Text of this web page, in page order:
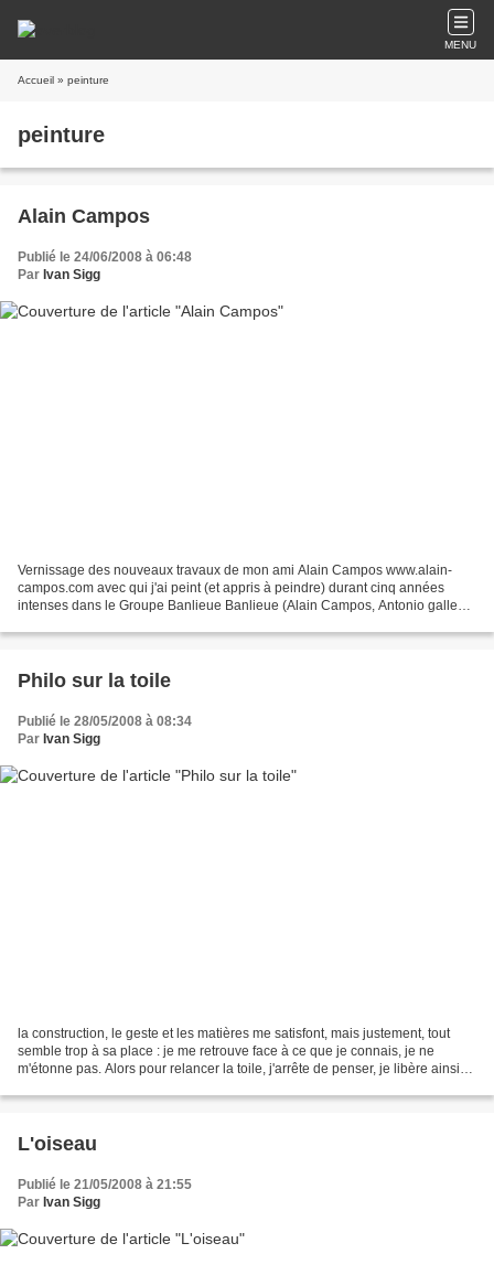
MENU
Accueil » peinture
peinture
Alain Campos
Publié le 24/06/2008 à 06:48
Par Ivan Sigg
Vernissage des nouveaux travaux de mon ami Alain Campos www.alain-
campos.com avec qui j'ai peint (et appris à peindre) durant cinq années
intenses dans le Groupe Banlieue Banlieue (Alain Campos, Antonio gallego,
Philo sur la toile
Publié le 28/05/2008 à 08:34
Par Ivan Sigg
la construction, le geste et les matières me satisfont, mais justement, tout
semble trop à sa place : je me retrouve face à ce que je connais, je ne
m'étonne pas. Alors pour relancer la toile, j'arrête de penser, je libère ainsi
L'oiseau
Publié le 21/05/2008 à 21:55
Par Ivan Sigg